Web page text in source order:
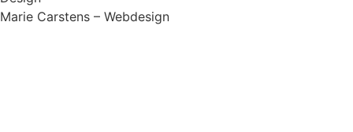
Marie Carstens – Webdesign